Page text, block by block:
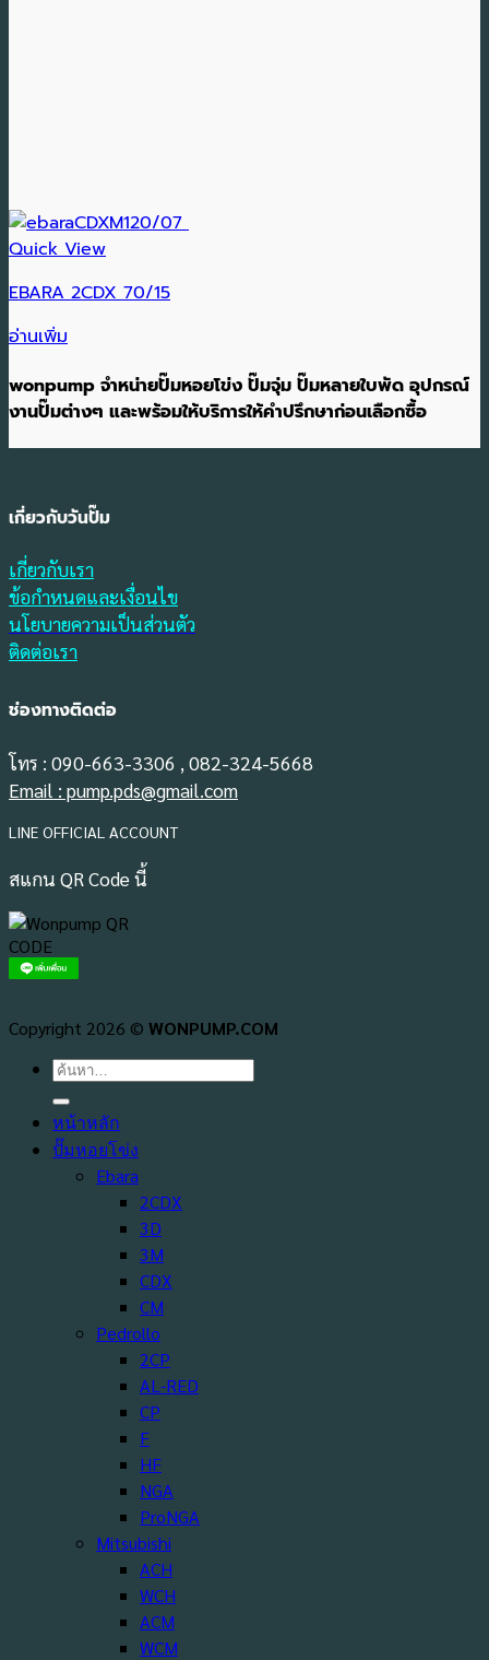
Quick View
EBARA 2CDX 70/15
อ่านเพิ่ม
wonpump จำหน่ายปั๊มหอยโข่ง ปั๊มจุ่ม ปั๊มหลายใบพัด อุปกรณ์
งานปั๊มต่างๆ และพร้อมให้บริการให้คำปรึกษาก่อนเลือกซื้อ
เกี่ยวกับวันปั๊ม
เกี่ยวกับเรา
ข้อกำหนดและเงื่อนไข
นโยบายความเป็นส่วนตัว
ติดต่อเรา
ช่องทางติดต่อ
โทร : 090-663-3306 , 082-324-5668
Email : pump.pds@gmail.com
LINE OFFICIAL ACCOUNT
สแกน QR Code นี้
Copyright 2026 © WONPUMP.COM
ค้นหา:
หน้าหลัก
ปั๊มหอยโข่ง
Ebara
2CDX
3D
3M
CDX
CM
Pedrollo
2CP
AL-RED
CP
F
HF
NGA
ProNGA
Mitsubishi
ACH
WCH
ACM
WCM